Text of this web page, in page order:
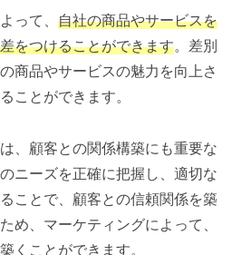
って、 自社の商品やサービスを
をつけることができます。差別
商品やサービスの魅力を向上さ
ことができます。
、顧客との関係構築にも重要な
ニーズを正確に把握し、適切な
ことで、顧客との信頼関係を築
め、マーケティングによって、
くことができます。